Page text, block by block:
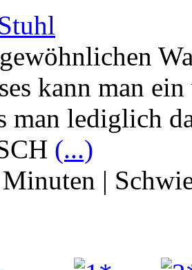
kann man
man lediglich
(...)
|